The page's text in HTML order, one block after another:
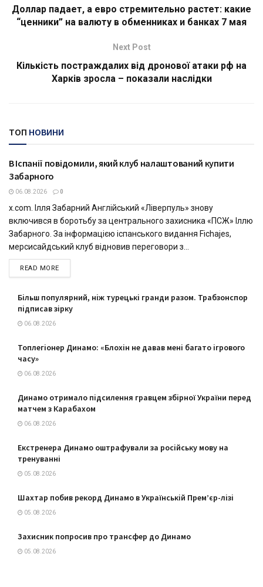
Доллар падает, а евро стремительно растет: какие
“ценники” на валюту в обменниках и банках 7 мая
Next Post
Кількість постраждалих від дронової атаки рф на
Харків зросла – показали наслідки
ТОП НОВИНИ
СПОРТ
В Іспанії повідомили, який клуб налаштований купити
Забарного
06.08.2026 0
x.com. Ілля Забарний Англійський «Ліверпуль» знову
включився в боротьбу за центрального захисника «ПСЖ» Іллю
Забарного. За інформацією іспанського видання Fichajes,
мерсисайдський клуб відновив переговори з...
READ MOREDETAILS
Більш популярний, ніж турецькі гранди разом. Трабзонспор
підписав зірку
06.08.2026
Топлегіонер Динамо: «Блохін не давав мені багато ігрового
часу»
06.08.2026
Динамо отримало підсилення гравцем збірної України перед
матчем з Карабахом
06.08.2026
Екстренера Динамо оштрафували за російську мову на
тренуванні
05.08.2026
Шахтар побив рекорд Динамо в Українській Прем’єр-лізі
05.08.2026
Захисник попросив про трансфер до Динамо
05.08.2026